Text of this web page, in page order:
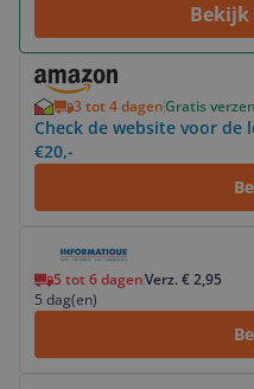
3 tot 4 dagenGratis
Check de website voor
€20,-
Bekijk product
5 tot 6 dagenVerz. € 2,95
5 dag(en)